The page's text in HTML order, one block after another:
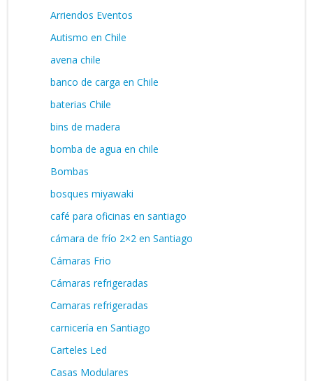
Arriendos Eventos
Autismo en Chile
avena chile
banco de carga en Chile
baterias Chile
bins de madera
bomba de agua en chile
Bombas
bosques miyawaki
café para oficinas en santiago
cámara de frío 2×2 en Santiago
Cámaras Frio
Cámaras refrigeradas
Camaras refrigeradas
carnicería en Santiago
Carteles Led
Casas Modulares